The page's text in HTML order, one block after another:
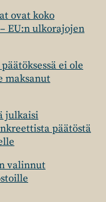
ovat koko
EU:n ulkorajojen
ei ole
maksanut
julkaisi
päätöstä
valinnut